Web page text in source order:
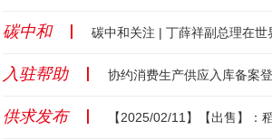
碳中和 碳中和关注 | 丁薛祥副总理在世界气候行动峰会上发言：中国供应了全球50%的风电和
入驻帮助 协约消费生产供应入库备案
供求发布 【2025/02/11】【出售】：